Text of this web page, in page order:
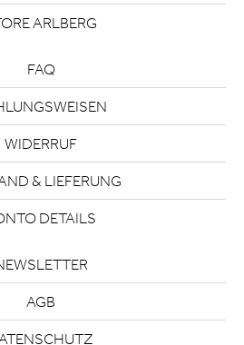
ARLBERG
FAQ
WIDERRUF
& LIEFERUNG
DETAILS
AGB